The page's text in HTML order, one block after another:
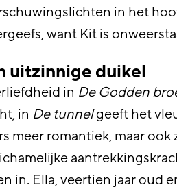
in het
want Kit is
uitzinnige duikel
in De Godden
in De tunnelgeeft het
meer romantiek, maar
in. Ella, veertien jaar oud